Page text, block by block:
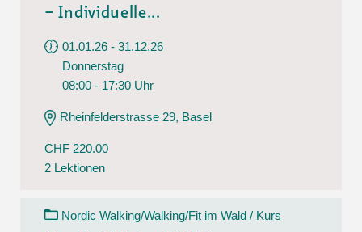
– Individuelle...
01.01.26 - 31.12.26
Donnerstag
08:00 - 17:30 Uhr
Rheinfelderstrasse 29, Basel
CHF 220.00
2 Lektionen
Nordic Walking/Walking/Fit im Wald / Kurs